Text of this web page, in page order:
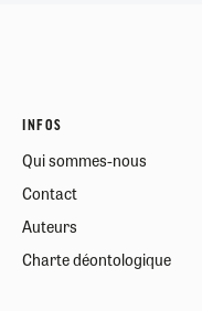
INFOS
Qui sommes-nous
Contact
Auteurs
Charte déontologique